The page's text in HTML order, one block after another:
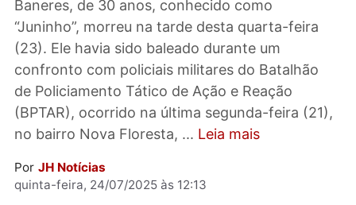
João Paulo II, Raimundo Junior da Silva
Baneres, de 30 anos, conhecido como
“Juninho”, morreu na tarde desta quarta-feira
(23). Ele havia sido baleado durante um
confronto com policiais militares do Batalhão
de Policiamento Tático de Ação e Reação
no bairro Nova Floresta, ...